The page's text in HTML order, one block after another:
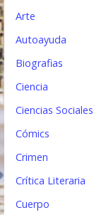
d
a
Arte
Autoayuda
Biografias
Ciencia
Ciencias Sociales
Cómics
Crimen
Crítica Literaria
Cuerpo